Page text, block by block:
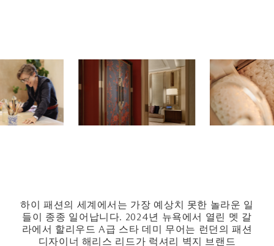
하이 패션의 세계에서는 가장 예상치 못한 놀라운 일
들이 종종 일어납니다. 2024년 뉴욕에서 열린 멧 갈
라에서 할리우드 A급 스타 데미 무어는 런던의 패션
디자이너 해리스 리드가 럭셔리 벽지 브랜드